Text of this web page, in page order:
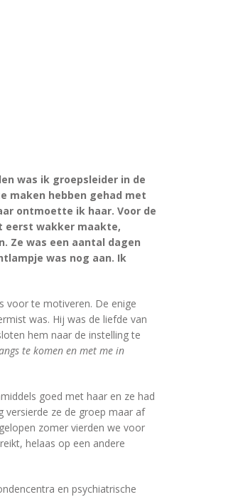
was ik groepsleider in de
maken hebben gehad met
ontmoette ik haar. Voor de
eerst wakker maakte,
Ze was een aantal dagen
was nog aan. Ik
voor te motiveren. De enige
was. Hij was de liefde van
hem naar de instelling te
te komen en met me in
goed met haar en ze had
versierde ze de groep maar af
zomer vierden we voor
helaas op een andere
en psychiatrische